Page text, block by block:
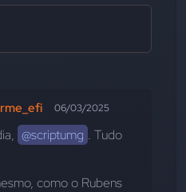
06/03/2025
@scriptumg . Tudo
como o Rubens